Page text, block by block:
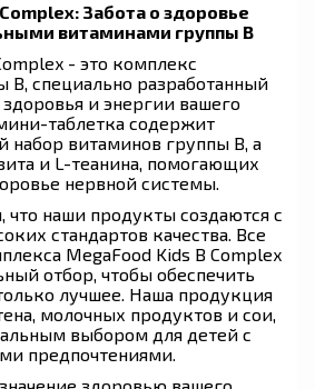
Забота о здоровье
витаминами группы B
- это комплекс
B, специально разработанный
и энергии вашего
таблетка содержит
набор витаминов группы B, а
и L-теанина, помогающих
нервной системы.
наши продукты создаются с
стандартов качества. Все
MegaFood Kids B Complex
отбор, чтобы обеспечить
лучшее. Наша продукция
молочных продуктов и сои,
выбором для детей с
предпочтениями.
здоровью вашего